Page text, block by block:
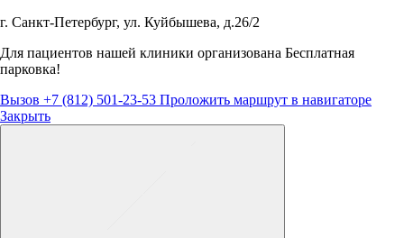
г. Санкт-Петербург, ул. Куйбышева, д.26/2
Для пациентов нашей клиники организована Бесплатная
парковка!
Вызов +7 (812) 501-23-53 Проложить маршрут в навигаторе
Закрыть